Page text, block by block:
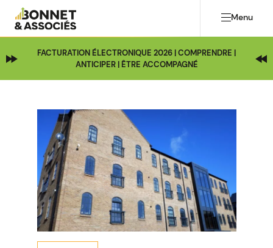
Menu
FACTURATION ÉLECTRONIQUE 2026 | COMPRENDRE |
ANTICIPER | ÊTRE ACCOMPAGNÉ